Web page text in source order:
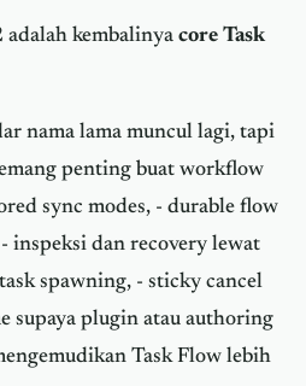
kembalinya core Task
nama lama muncul lagi, tapi
penting buat workflow
sync modes, - durable flow
inspeksi dan recovery lewat
spawning, - sticky cancel
supaya plugin atau authoring
Task Flow lebih